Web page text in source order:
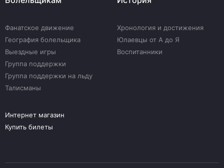
Фанатское движение
География болельщика
Выездные игры
Группа поддержки
Группа поддержки на льду
Талисманы
Хронология и достижения
Юлаевцы от А до Я
Воспитанники
Интернет магазин
Купить билеты